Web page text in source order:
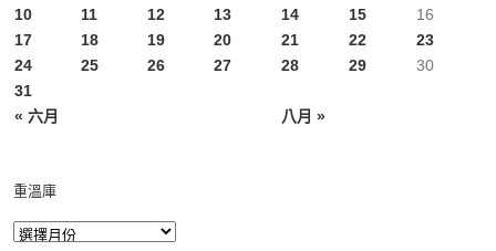
« 六月 八月 »
10 11 12 13 14 15
16
17
18 19 20 21 22
23
24
25 26 27 28 29
30
31
重溫庫